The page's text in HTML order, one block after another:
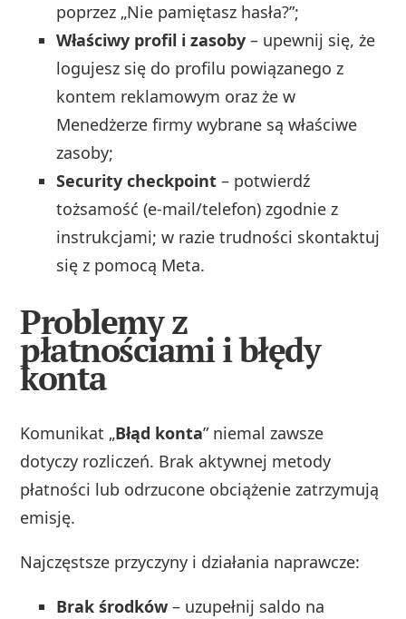
poprzez „Nie pamiętasz hasła?”;
Właściwy profil i zasoby – upewnij się, że
logujesz się do profilu powiązanego z
kontem reklamowym oraz że w
Menedżerze firmy wybrane są właściwe
zasoby;
Security checkpoint – potwierdź
tożsamość (e‑mail/telefon) zgodnie z
instrukcjami; w razie trudności skontaktuj
się z pomocą Meta.
Problemy z
płatnościami i błędy
konta
Komunikat „Błąd konta” niemal zawsze
dotyczy rozliczeń. Brak aktywnej metody
płatności lub odrzucone obciążenie zatrzymują
emisję.
Najczęstsze przyczyny i działania naprawcze:
Brak środków – uzupełnij saldo na